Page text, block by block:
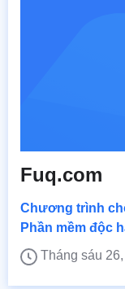
Fuq.com
Chương trình
Phần mềm độc
Tháng sáu